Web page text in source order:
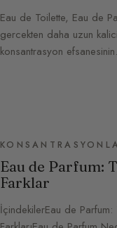
Eau de Toilette, Eau de
gercekten daha uzun
konsantrasyon
Eau de Parfum:
Farklar
İçindekilerEau de